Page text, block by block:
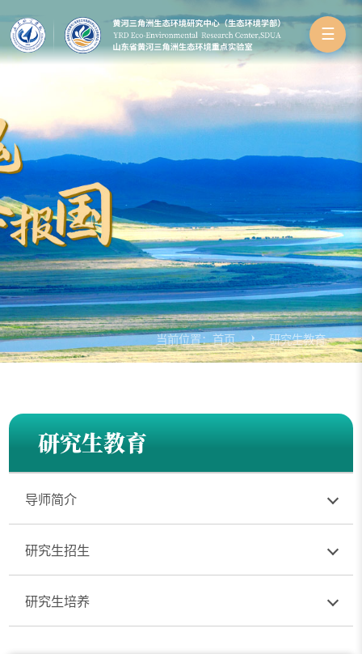
☰
当前位置：首页 研究生教育
研究生教育
导师简介
研究生招生
研究生培养